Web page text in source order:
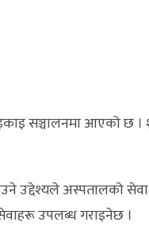
सञ्चालनमा आएको छ
उद्देश्यले अस्पतालको
उपलब्ध गराइनेछ ।